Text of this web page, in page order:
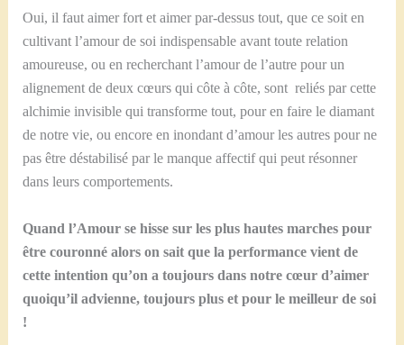
Oui, il faut aimer fort et aimer par-dessus tout, que ce soit en
cultivant l’amour de soi indispensable avant toute relation
amoureuse, ou en recherchant l’amour de l’autre pour un
alignement de deux cœurs qui côte à côte, sont reliés par cette
alchimie invisible qui transforme tout, pour en faire le diamant
de notre vie, ou encore en inondant d’amour les autres pour ne
pas être déstabilisé par le manque affectif qui peut résonner
dans leurs comportements.
Quand l’Amour se hisse sur les plus hautes marches pour
être couronné alors on sait que la performance vient de
cette intention qu’on a toujours dans notre cœur d’aimer
quoiqu’il advienne, toujours plus et pour le meilleur de soi
!